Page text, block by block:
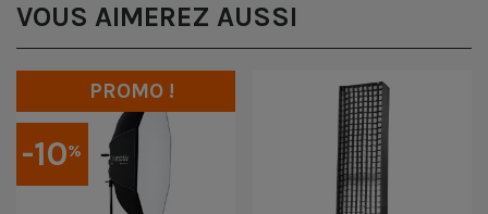
VOUS AIMEREZ AUSSI
-10%
PROMO !